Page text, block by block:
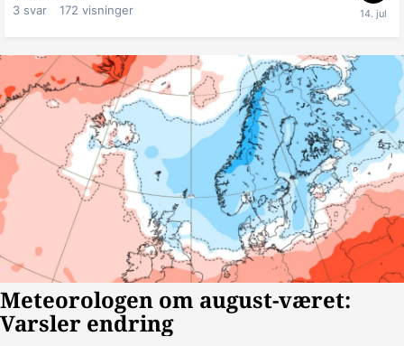
3 svar 172 visninger